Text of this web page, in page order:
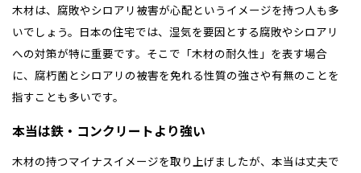
木材は、腐敗やシロアリ被害が心配というイメージを持つ人も多
いでしょう。日本の住宅では、湿気を要因とする腐敗やシロアリ
への対策が特に重要です。そこで「木材の耐久性」を表す場合
に、腐朽菌とシロアリの被害を免れる性質の強さや有無のことを
指すことも多いです。
本当は鉄・コンクリートより強い
木材の持つマイナスイメージを取り上げましたが、本当は丈夫で